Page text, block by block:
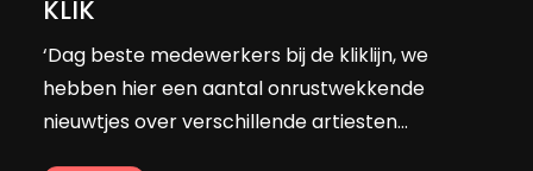
KLIK
‘Dag beste medewerkers bij de kliklijn, we
hebben hier een aantal onrustwekkende
nieuwtjes over verschillende artiesten…